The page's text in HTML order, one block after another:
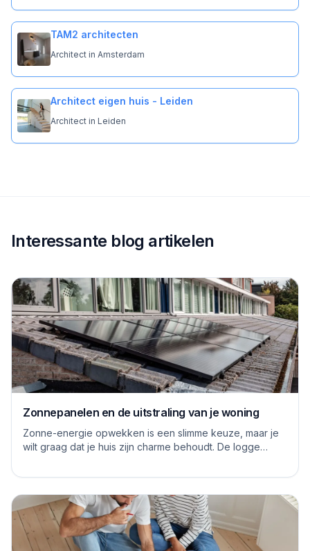
TAM2 architecten
Architect in Amsterdam
Architect eigen huis - Leiden
Architect in Leiden
Interessante blog artikelen
Zonnepanelen en de uitstraling van je woning
Zonne-energie opwekken is een slimme keuze, maar je
wilt graag dat je huis zijn charme behoudt. De logge